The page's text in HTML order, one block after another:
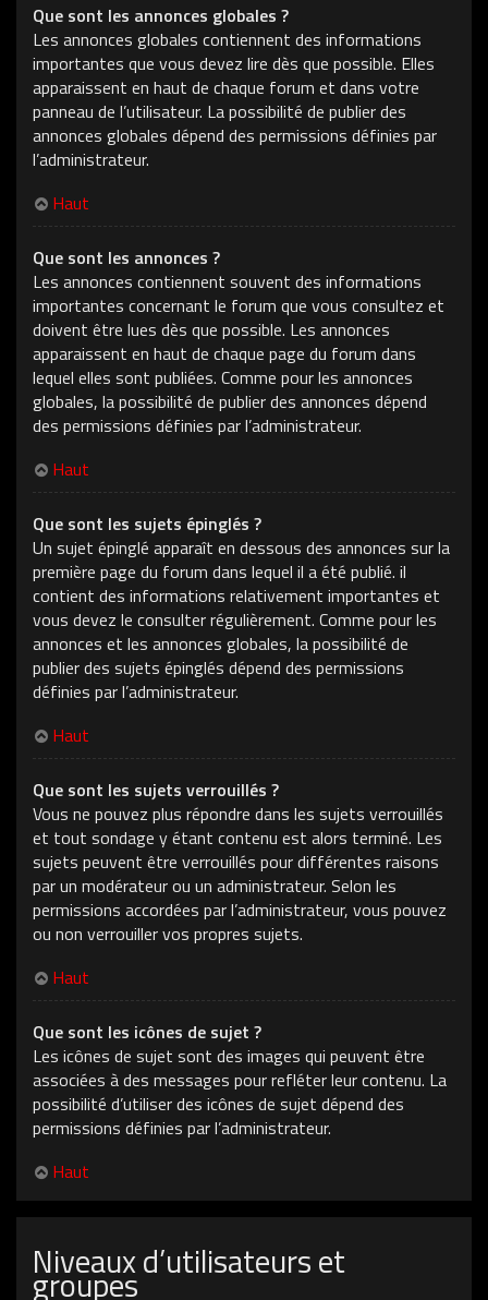
Que sont les annonces globales ?
Les annonces globales contiennent des informations
importantes que vous devez lire dès que possible. Elles
apparaissent en haut de chaque forum et dans votre
panneau de l’utilisateur. La possibilité de publier des
annonces globales dépend des permissions définies par
l’administrateur.
Haut
Que sont les annonces ?
Les annonces contiennent souvent des informations
importantes concernant le forum que vous consultez et
doivent être lues dès que possible. Les annonces
apparaissent en haut de chaque page du forum dans
lequel elles sont publiées. Comme pour les annonces
globales, la possibilité de publier des annonces dépend
des permissions définies par l’administrateur.
Haut
Que sont les sujets épinglés ?
Un sujet épinglé apparaît en dessous des annonces sur la
première page du forum dans lequel il a été publié. il
contient des informations relativement importantes et
vous devez le consulter régulièrement. Comme pour les
annonces et les annonces globales, la possibilité de
publier des sujets épinglés dépend des permissions
définies par l’administrateur.
Haut
Que sont les sujets verrouillés ?
Vous ne pouvez plus répondre dans les sujets verrouillés
et tout sondage y étant contenu est alors terminé. Les
sujets peuvent être verrouillés pour différentes raisons
par un modérateur ou un administrateur. Selon les
permissions accordées par l’administrateur, vous pouvez
ou non verrouiller vos propres sujets.
Haut
Que sont les icônes de sujet ?
Les icônes de sujet sont des images qui peuvent être
associées à des messages pour refléter leur contenu. La
possibilité d’utiliser des icônes de sujet dépend des
permissions définies par l’administrateur.
Haut
Niveaux d’utilisateurs et
groupes